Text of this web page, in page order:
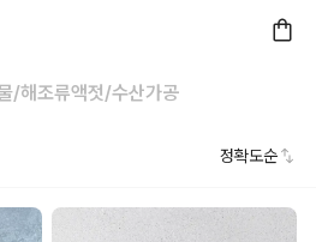
/해조류액젓/수산가공
정확도순